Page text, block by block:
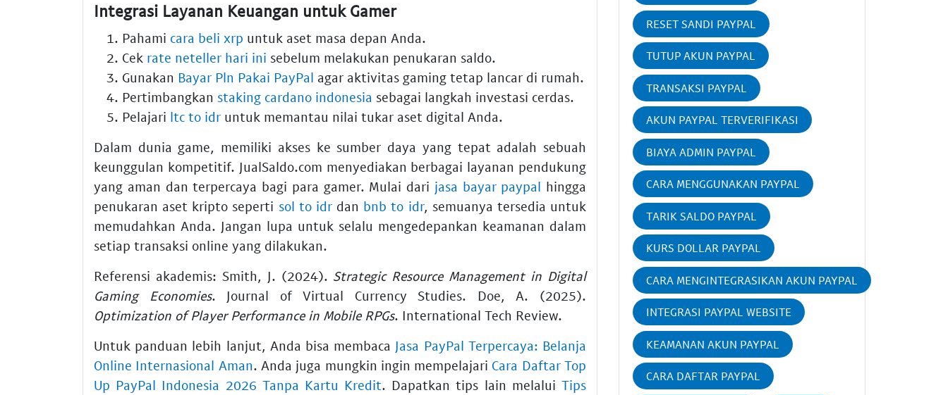
Integrasi Layanan Keuangan untuk Gamer
Pahami cara beli xrp untuk aset masa depan Anda.
Cek rate neteller hari ini sebelum melakukan penukaran saldo.
Gunakan Bayar Pln Pakai PayPal agar aktivitas gaming tetap lancar di rumah.
Pertimbangkan staking cardano indonesia sebagai langkah investasi cerdas.
Pelajari ltc to idr untuk memantau nilai tukar aset digital Anda.
Dalam dunia game, memiliki akses ke sumber daya yang tepat adalah sebuah
keunggulan kompetitif. JualSaldo.com menyediakan berbagai layanan pendukung
yang aman dan terpercaya bagi para gamer. Mulai dari jasa bayar paypal hingga
penukaran aset kripto seperti sol to idrdan bnb to idr, semuanya tersedia untuk
memudahkan Anda. Jangan lupa untuk selalu mengedepankan keamanan dalam
setiap transaksi online yang dilakukan.
Referensi akademis: Smith, J. (2024). Strategic Resource Management in Digital
Gaming Economies. Journal of Virtual Currency Studies. Doe, A. (2025).
Optimization of Player Performance in Mobile RPGs. International Tech Review.
Untuk panduan lebih lanjut, Anda bisa membaca Jasa PayPal Terpercaya: Belanja
Online Internasional Aman. Anda juga mungkin ingin mempelajari Cara Daftar Top
Up PayPal Indonesia 2026 Tanpa Kartu Kredit. Dapatkan tips lain melaluiTips
RESET SANDI PAYPAL
TUTUP AKUN PAYPAL
TRANSAKSI PAYPAL
AKUN PAYPAL TERVERIFIKASI
BIAYA ADMIN PAYPAL
CARA MENGGUNAKAN PAYPAL
TARIK SALDO PAYPAL
KURS DOLLAR PAYPAL
CARA MENGINTEGRASIKAN AKUN PAYPAL
INTEGRASI PAYPAL WEBSITE
KEAMANAN AKUN PAYPAL
CARA DAFTAR PAYPAL